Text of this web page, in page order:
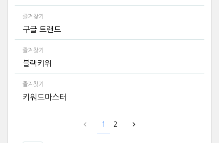
즐겨찾기
구글 트랜드
즐겨찾기
블랙키위
즐겨찾기
키워드마스터
1 2